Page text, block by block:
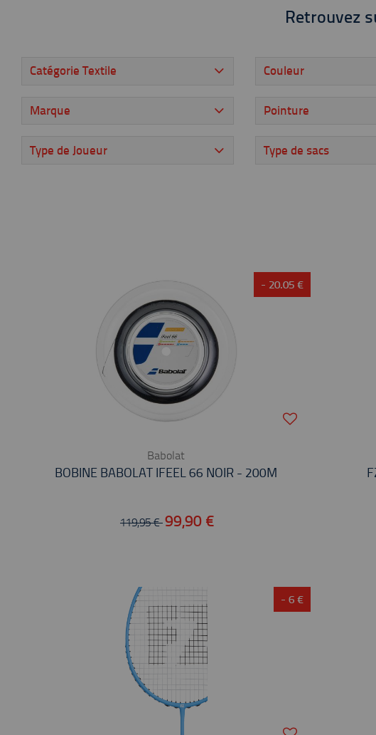
Retrouvez
Catégorie Textile Couleur
Marque Pointure
Type de Joueur Type de sacs
- 20.05 €
Babolat
BOBINE BABOLAT IFEEL 66 NOIR - 200M
119,95 €99,90 €
- 6 €